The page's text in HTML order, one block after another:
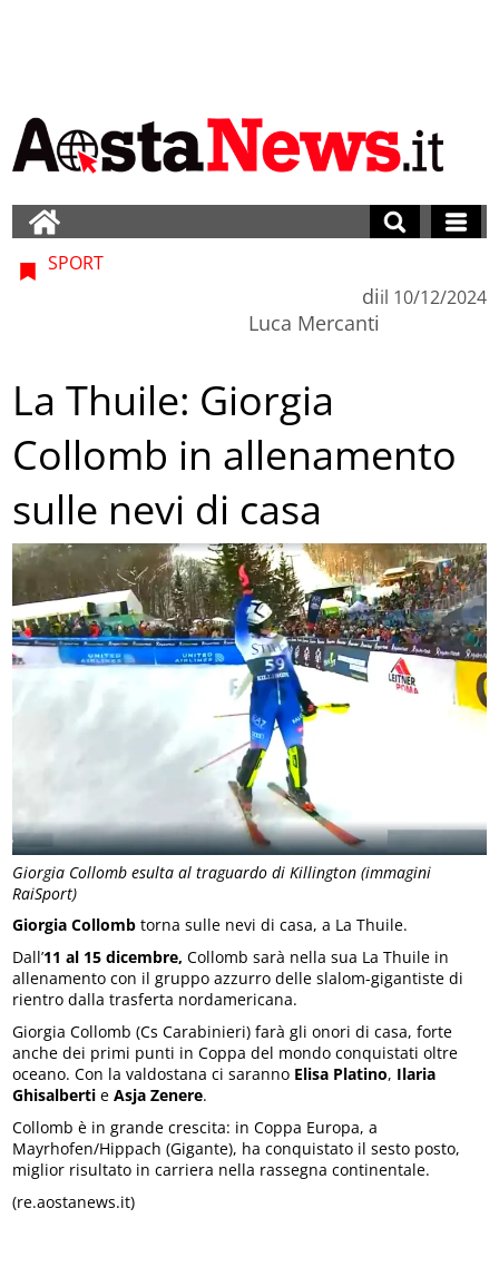
Giorgia Collomb esulta al traguardo di Killington (immagini
RaiSport)
SPORT
di
Luca Mercanti
il 10/12/2024
La Thuile: Giorgia
Collomb in allenamento
sulle nevi di casa
Giorgia Collomb torna sulle nevi di casa, a La Thuile.
Dall’11 al 15 dicembre, Collomb sarà nella sua La Thuile in
allenamento con il gruppo azzurro delle slalom-gigantiste di
rientro dalla trasferta nordamericana.
Giorgia Collomb (Cs Carabinieri) farà gli onori di casa, forte
anche dei primi punti in Coppa del mondo conquistati oltre
oceano. Con la valdostana ci saranno Elisa Platino, Ilaria
Ghisalberti eAsja Zenere.
Collomb è in grande crescita: in Coppa Europa, a
Mayrhofen/Hippach (Gigante), ha conquistato il sesto posto,
miglior risultato in carriera nella rassegna continentale.
(re.aostanews.it)